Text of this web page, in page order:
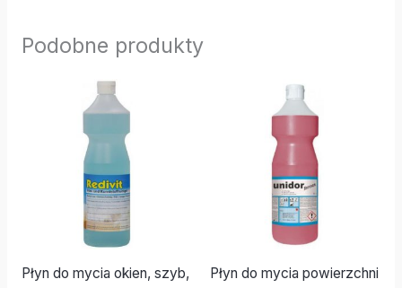
Podobne produkty
Płyn do mycia okien, szyb,
Płyn do mycia powierzchni